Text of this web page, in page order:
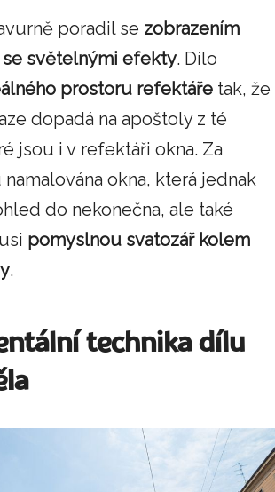
poradil se zobrazením
světelnými efekty. Dílo
prostoru refektáře tak, že
dopadá na apoštoly z té
jsou i v refektáři okna. Za
okna, která jednak
do nekonečna, ale také
pomyslnou svatozář kolem
.
technika dílu